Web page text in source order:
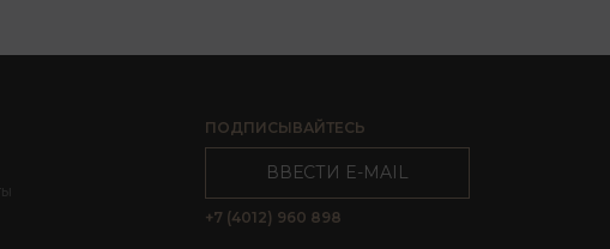
ПОДПИСЫВАЙТЕСЬ
ВВЕСТИ E-MAIL
+7 (4012) 960 898